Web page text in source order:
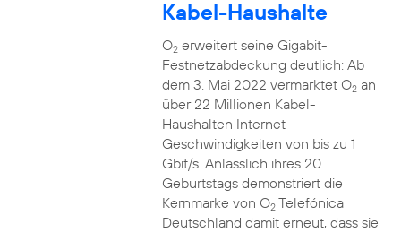
Kabel-Haushalte
O2erweitert seine Gigabit-
Festnetzabdeckung deutlich: Ab
dem 3. Mai 2022 vermarktet O2an
über 22 Millionen Kabel-
Haushalten Internet-
Geschwindigkeiten von bis zu 1
Gbit/s. Anlässlich ihres 20.
Geburtstags demonstriert die
Kernmarke von O2Telefónica
Deutschland damit erneut, dass sie